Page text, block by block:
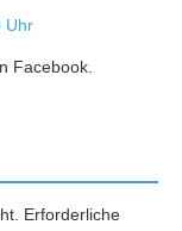
Uhr
Facebook.
Erforderliche